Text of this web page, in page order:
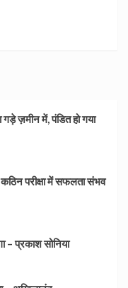
गड़े ज़मीन में, पंडित हो गया
परीक्षा में सफलता संभव
– प्रकाश सोनिया